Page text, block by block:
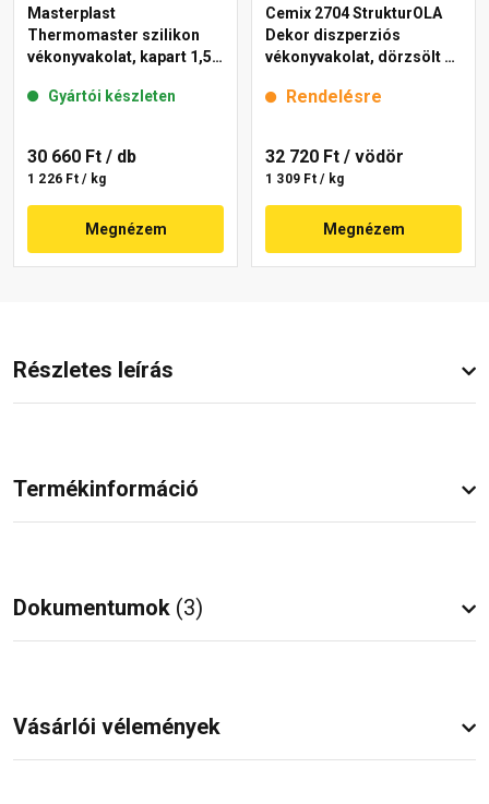
Masterplast
Thermomaster szilikon
vékonyvakolat, kapart 1,5
Gyártói készleten
30 660 Ft / db
1 226 Ft / kg
Megnézem
Cemix 2704 StrukturOLA
Dekor diszperziós
vékonyvakolat, dörzsölt 2
Rendelésre
32 720 Ft / vödör
1 309 Ft / kg
Megnézem
Részletes leírás
Termékinformáció
Dokumentumok (3)
Vásárlói vélemények